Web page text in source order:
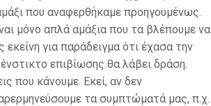
που αναφερθήκαμε προηγουμένως.
μόνο απλά αμάξια που τα βλέπουμε να
για παράδειγμα ότι έχασα την
επιβίωσης θα λάβει δράση.
που κάνουμε. Εκεί, αν δεν
τα συμπτώματά μας, π.χ.